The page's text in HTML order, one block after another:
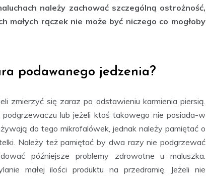
należy zachować szczególną ostrożność,
rączek nie może być niczego co mogłoby
podawanego jedzenia?
zmierzyć się zaraz po odstawieniu karmienia piersią.
lub jeżeli ktoś takowego nie posiada-w
do tego mikrofalówek, jednak należy pamiętać o
Należy też pamiętać by dwa razy nie podgrzewać
późniejsze problemy zdrowotne u maluszka.
małej ilości produktu na przedramię. Jeżeli nie